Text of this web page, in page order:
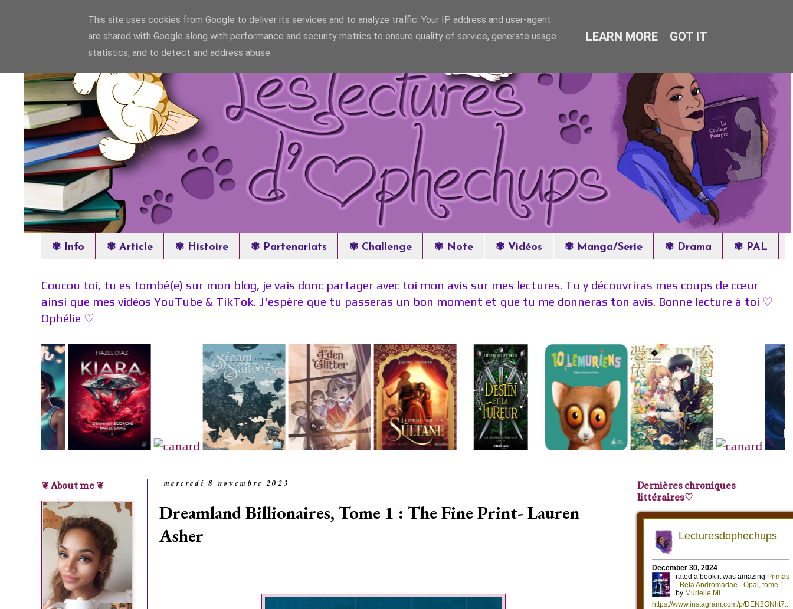
✾ Info ✾ Article ✾ Histoire ✾ Partenariats ✾ Challenge ✾ Note ✾ Vidéos ✾ Manga/Serie ✾ Drama ✾ PAL
Coucou toi, tu es tombé(e) sur mon blog, je vais donc partager avec toi mon avis sur mes lectures. Tu y découvriras mes coups de cœur
ainsi que mes vidéos YouTube & TikTok. J'espère que tu passeras un bon moment et que tu me donneras ton avis. Bonne lecture à toi ♡
Ophélie ♡
mercredi 8 novembre 2023
Dreamland Billionaires, Tome 1 : The Fine Print- Lauren
Asher
❦ About me ❦
Dernières chroniques
littéraires♡
This site uses cookies from Google to deliver its services and to analyze traffic. Your IP address and user-agent
are shared with Google along with performance and security metrics to ensure quality of service, generate usage
statistics, and to detect and address abuse.
LEARN MORE GOT IT